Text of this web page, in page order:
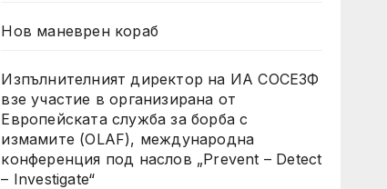
Нов маневрен кораб
Изпълнителният директор на ИА СОСЕЗФ
взе участие в организирана от
Европейската служба за борба с
измамите (OLAF), международна
конференция под наслов „Prevent – Detect
– Investigate“